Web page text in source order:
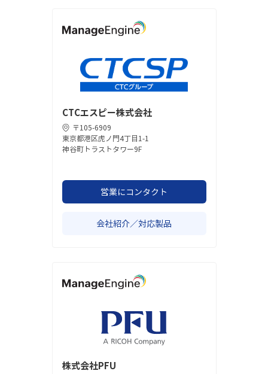
CTCエスピー株式会社
〒105-6909
東京都港区虎ノ門4丁目1-1
神谷町トラストタワー9F
営業にコンタクト
会社紹介／対応製品
株式会社PFU